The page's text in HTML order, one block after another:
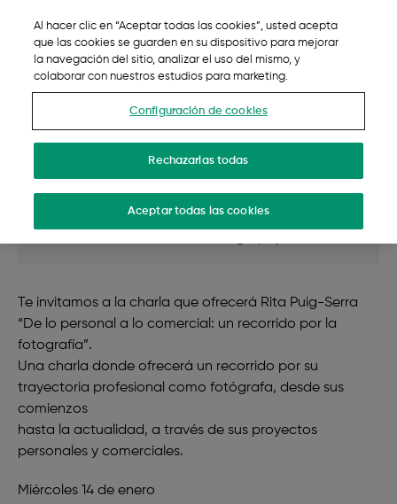
Menu
personal a lo comercial: un
recorrido por la fotografía”
FUJIFILM House of Photography
Entradas
Gratuito
Ubicación
Te invitamos a la charla que ofrecerá Rita Puig-Serra
“De lo personal a lo comercial: un recorrido por la
fotografía”.
Una charla donde ofrecerá un recorrido por su
trayectoria profesional como fotógrafa, desde sus
comienzos
hasta la actualidad, a través de sus proyectos
personales y comerciales.
Miércoles 14 de enero
Al hacer clic en “Aceptar todas las cookies”, usted acepta
que las cookies se guarden en su dispositivo para mejorar
la navegación del sitio, analizar el uso del mismo, y
colaborar con nuestros estudios para marketing.
Configuración de cookies
Rechazarlas todas
Aceptar todas las cookies